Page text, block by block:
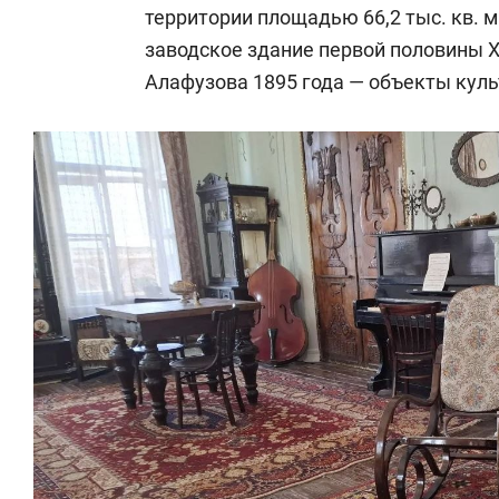
территории площадью 66,2 тыс. кв.
заводское здание первой половины
Алафузова 1895 года — объекты